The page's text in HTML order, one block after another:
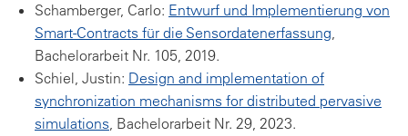
Schamberger, Carlo: Entwurf und Implementierung von
Smart-Contracts für die Sensordatenerfassung,
Bachelorarbeit Nr. 105, 2019.
Schiel, Justin: Design and implementation of
synchronization mechanisms for distributed pervasive
simulations, Bachelorarbeit Nr. 29, 2023.